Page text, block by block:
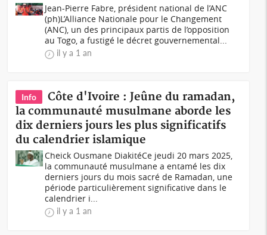
Jean-Pierre Fabre‬, président national de l’ANC
(ph)L’Alliance Nationale pour le Changement
(ANC), un des principaux partis de l’opposition
au Togo, a fustigé‬‭ le‬‭ décret‬‭ gouvernemental...
il y a 1 an
Info
Côte d'Ivoire : Jeûne du ramadan,
la communauté musulmane aborde les
dix derniers jours les plus significatifs
du calendrier islamique
Cheick Ousmane DiakitéCe jeudi 20 mars 2025,
la communauté musulmane a entamé les dix
derniers jours du mois sacré de Ramadan, une
période particulièrement significative dans le
calendrier i...
il y a 1 an